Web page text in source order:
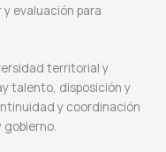
evaluación para
territorial y
talento, disposición y
y coordinación